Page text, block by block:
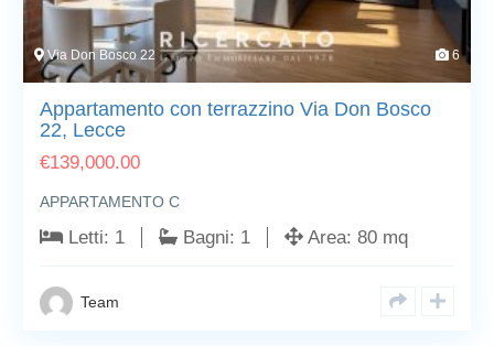
Via Don Bosco 22 6
Appartamento con terrazzino Via Don Bosco
22, Lecce
€139,000.00
APPARTAMENTO C
Letti: 1 Bagni: 1 Area: 80 mq
Team